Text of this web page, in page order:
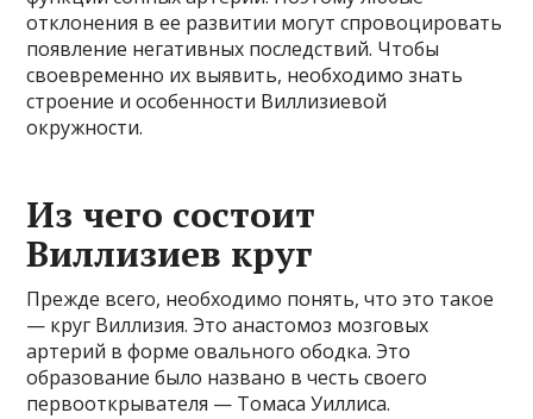
отклонения в ее развитии могут спровоцировать
появление негативных последствий. Чтобы
своевременно их выявить, необходимо знать
строение и особенности Виллизиевой
окружности.
Из чего состоит
Виллизиев круг
Прежде всего, необходимо понять, что это такое
— круг Виллизия. Это анастомоз мозговых
артерий в форме овального ободка. Это
образование было названо в честь своего
первооткрывателя — Томаса Уиллиса.